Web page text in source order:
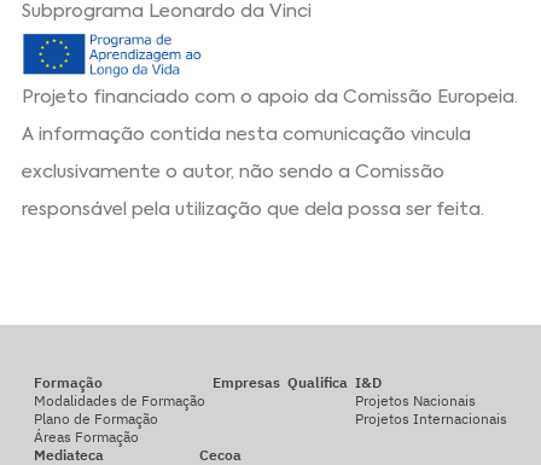
Subprograma Leonardo da Vinci
Projeto financiado com o apoio da Comissão Europeia.
A informação contida nesta comunicação vincula
exclusivamente o autor, não sendo a Comissão
responsável pela utilização que dela possa ser feita.
Formação
Modalidades de Formação
Plano de Formação
Áreas Formação
Empresas Qualifica I&D
Projetos Nacionais
Projetos Internacionais
Mediateca
Cecoa